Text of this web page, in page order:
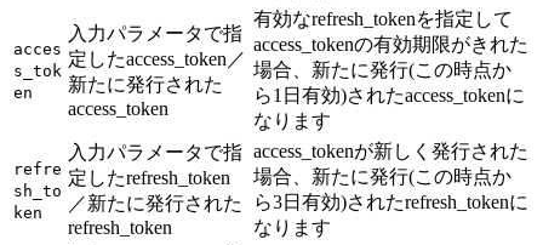
acces
s_tok
en
入力パラメータで指
定したaccess_token／
新たに発行された
access_token
有効なrefresh_tokenを指定して
access_tokenの有効期限がきれた
場合、新たに発行(この時点か
ら1日有効)されたaccess_tokenに
なります
refre
sh_to
ken
入力パラメータで指
定したrefresh_token
／新たに発行された
refresh_token
access_tokenが新しく発行された
場合、新たに発行(この時点か
ら3日有効)されたrefresh_tokenに
なります